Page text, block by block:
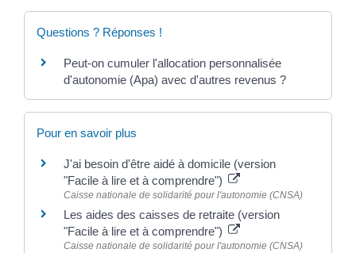
Questions ? Réponses !
Peut-on cumuler l'allocation personnalisée
d'autonomie (Apa) avec d'autres revenus ?
Pour en savoir plus
J'ai besoin d'être aidé à domicile (version
"Facile à lire et à comprendre")
Caisse nationale de solidarité pour l'autonomie (CNSA)
Les aides des caisses de retraite (version
"Facile à lire et à comprendre")
Caisse nationale de solidarité pour l'autonomie (CNSA)